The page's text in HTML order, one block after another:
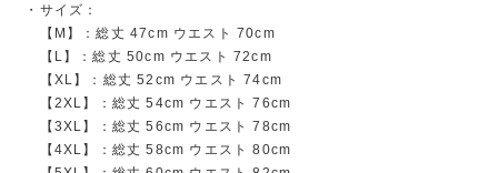
・サイズ：
【M】：総丈 47cm ウエスト 70cm
【L】：総丈 50cm ウエスト 72cm
【XL】：総丈 52cm ウエスト 74cm
【2XL】：総丈 54cm ウエスト 76cm
【3XL】：総丈 56cm ウエスト 78cm
【4XL】：総丈 58cm ウエスト 80cm